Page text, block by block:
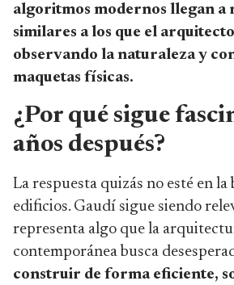
algoritmos modernos llegan a
similares a los que el
observando la naturaleza y
maquetas físicas.
¿Por qué sigue
años después?
La respuesta quizás no esté en la
edificios. Gaudí sigue siendo
representa algo que la
contemporánea busca
construir de forma eficiente,